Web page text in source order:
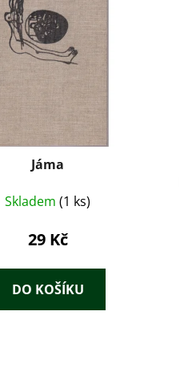
Jáma
Skladem(1 ks)
29 Kč
DO KOŠÍKU